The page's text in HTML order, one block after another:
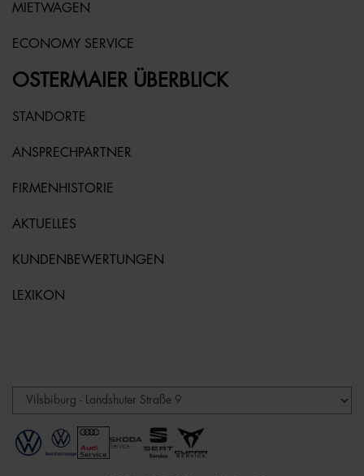
MIETWAGEN
ECONOMY SERVICE
OSTERMAIER ÜBERBLICK
STANDORTE
ANSPRECHPARTNER
FIRMENHISTORIE
AKTUELLES
KUNDENBEWERTUNGEN
LEXIKON